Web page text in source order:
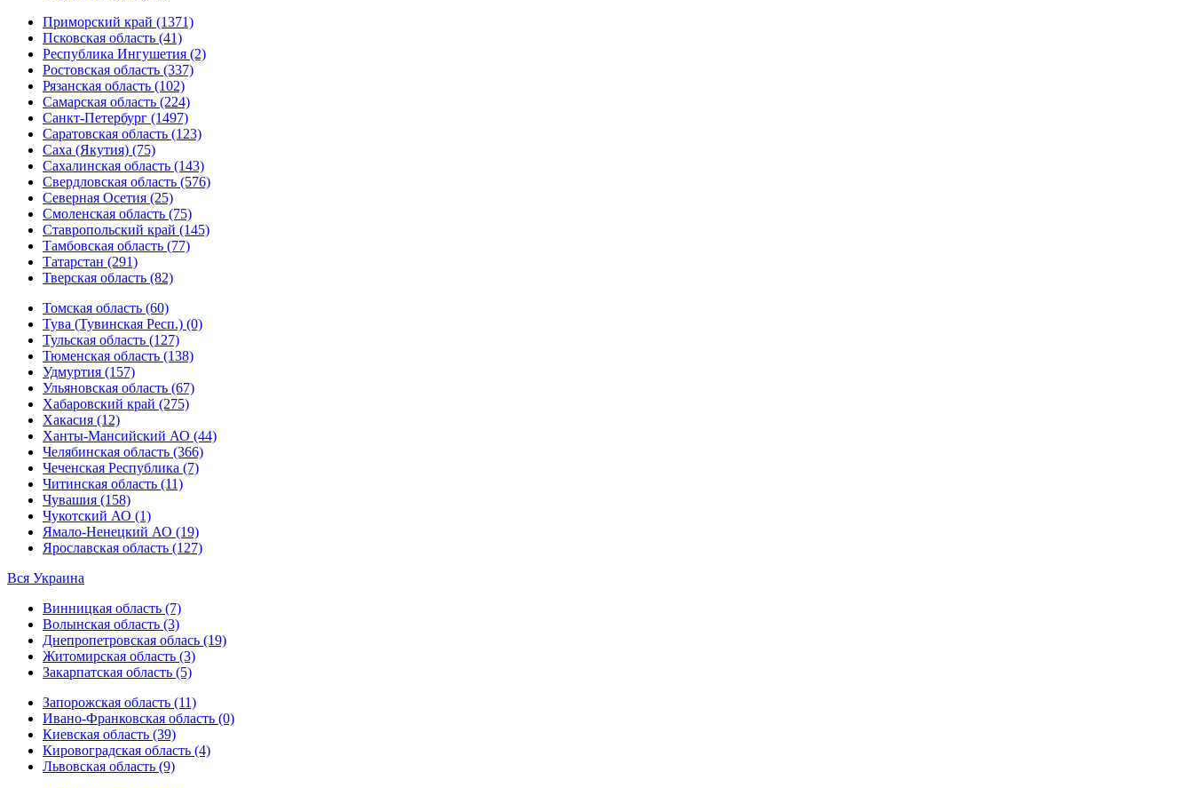
Приморский край (1371)
Псковская область (41)
Республика Ингушетия (2)
Ростовская область (337)
Рязанская область (102)
Самарская область (224)
Санкт-Петербург (1497)
Саратовская область (123)
Саха (Якутия) (75)
Сахалинская область (143)
Свердловская область (576)
Северная Осетия (25)
Смоленская область (75)
Ставропольский край (145)
Тамбовская область (77)
Татарстан (291)
Тверская область (82)
Томская область (60)
Тува (Тувинская Респ.) (0)
Тульская область (127)
Тюменская область (138)
Удмуртия (157)
Ульяновская область (67)
Хабаровский край (275)
Хакасия (12)
Ханты-Мансийский АО (44)
Челябинская область (366)
Чеченская Республика (7)
Читинская область (11)
Чувашия (158)
Чукотский АО (1)
Ямало-Ненецкий АО (19)
Ярославская область (127)
Вся Украина
Винницкая область (7)
Волынская область (3)
Днепропетровская облась (19)
Житомирская область (3)
Закарпатская область (5)
Запорожская область (11)
Ивано-Франковская область (0)
Киевская область (39)
Кировоградская область (4)
Львовская область (9)